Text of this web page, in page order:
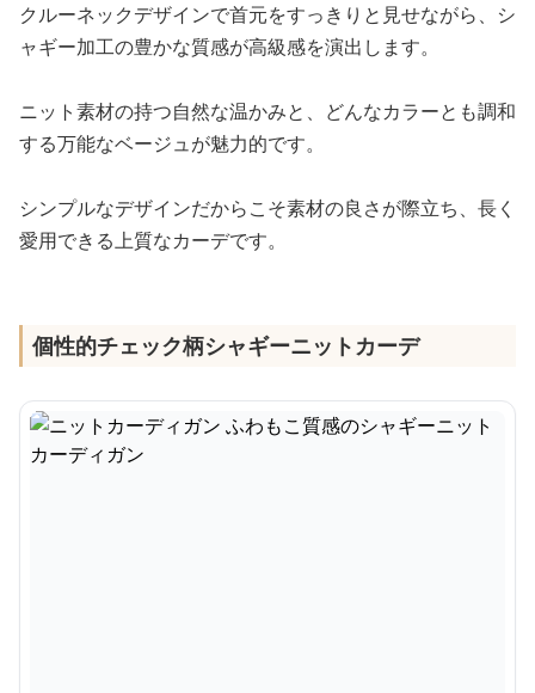
クルーネックデザインで首元をすっきりと見せながら、シ
ャギー加工の豊かな質感が高級感を演出します。
ニット素材の持つ自然な温かみと、どんなカラーとも調和
する万能なベージュが魅力的です。
シンプルなデザインだからこそ素材の良さが際立ち、長く
愛用できる上質なカーデです。
個性的チェック柄シャギーニットカーデ